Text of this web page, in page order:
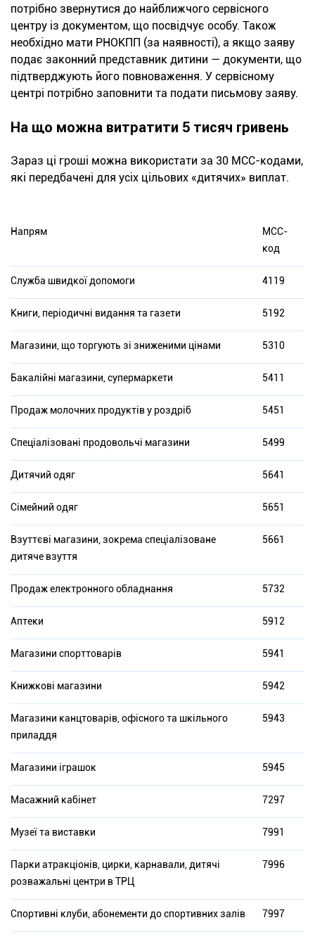
потрібно звернутися до найближчого сервісного
центру із документом, що посвідчує особу. Також
необхідно мати РНОКПП (за наявності), а якщо заяву
подає законний представник дитини — документи, що
підтверджують його повноваження. У сервісному
центрі потрібно заповнити та подати письмову заяву.
На що можна витратити 5 тисяч гривень
Зараз ці гроші можна використати за 30 МСС-кодами,
які передбачені для усіх цільових «дитячих» виплат.
Напрям
МСС-
код
Служба швидкої допомоги 4119
Книги, періодичні видання та газети 5192
Магазини, що торгують зі зниженими цінами 5310
Бакалійні магазини, супермаркети 5411
Продаж молочних продуктів у роздріб 5451
Спеціалізовані продовольчі магазини 5499
Дитячий одяг 5641
Сімейний одяг 5651
Взуттєві магазини, зокрема спеціалізоване
дитяче взуття
5661
Продаж електронного обладнання 5732
Аптеки 5912
Магазини спорттоварів 5941
Книжкові магазини 5942
Магазини канцтоварів, офісного та шкільного
приладдя
5943
Магазини іграшок 5945
Масажний кабінет 7297
Музеї та виставки 7991
Парки атракціонів, цирки, карнавали, дитячі
розважальні центри в ТРЦ
7996
Спортивні клуби, абонементи до спортивних залів 7997